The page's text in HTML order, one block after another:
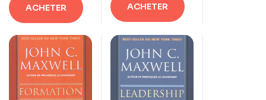
ACHETER ACHETER